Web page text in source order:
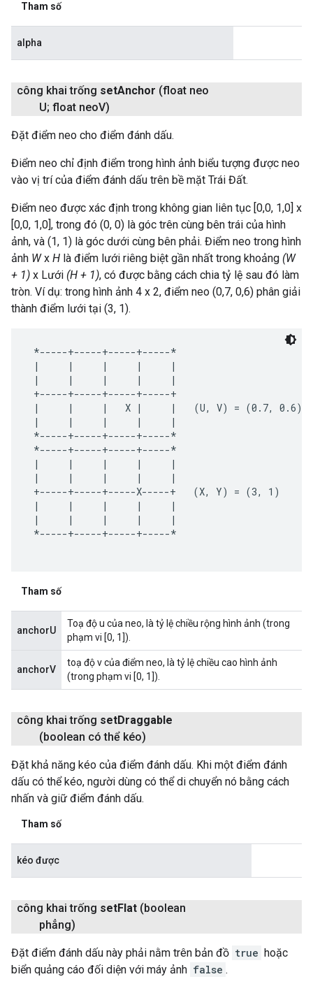
Tham số
alpha
công khai trống setAnchor (float neo
U; float neoV)
Đặt điểm neo cho điểm đánh dấu.
Điểm neo chỉ định điểm trong hình ảnh biểu tượng được neo
vào vị trí của điểm đánh dấu trên bề mặt Trái Đất.
Điểm neo được xác định trong không gian liên tục [0,0, 1,0] x
[0,0, 1,0], trong đó (0, 0) là góc trên cùng bên trái của hình
ảnh, và (1, 1) là góc dưới cùng bên phải. Điểm neo trong hình
ảnh Wx H là điểm lưới riêng biệt gần nhất trong khoảng (W
+ 1) x Lưới (H + 1), có được bằng cách chia tỷ lệ sau đó làm
tròn. Ví dụ: trong hình ảnh 4 x 2, điểm neo (0,7, 0,6) phân giải
thành điểm lưới tại (3, 1).
*-----+-----+-----+-----*
|     |     |     |     |
|     |     |     |     |
+-----+-----+-----+-----+
|     |     |   X |     |   (U, V) = (0.7, 0.6)
|     |     |     |     |
*-----+-----+-----+-----*
*-----+-----+-----+-----*
|     |     |     |     |
|     |     |     |     |
+-----+-----+-----X-----+   (X, Y) = (3, 1)
|     |     |     |     |
|     |     |     |     |
*-----+-----+-----+-----*
Tham số
anchorU
Toạ độ u của neo, là tỷ lệ chiều rộng hình ảnh (trong
phạm vi [0, 1]).
anchorV
toạ độ v của điểm neo, là tỷ lệ chiều cao hình ảnh
(trong phạm vi [0, 1]).
công khai trống setDraggable
(boolean có thể kéo)
Đặt khả năng kéo của điểm đánh dấu. Khi một điểm đánh
dấu có thể kéo, người dùng có thể di chuyển nó bằng cách
nhấn và giữ điểm đánh dấu.
Tham số
kéo được
công khai trống setFlat (boolean
phẳng)
Đặt điểm đánh dấu này phải nằm trên bản đồ true hoặc
biển quảng cáo đối diện với máy ảnh false .